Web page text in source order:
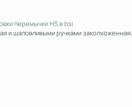
перемычки HS в bsi.
и шаловливыми ручками заколхоженная,